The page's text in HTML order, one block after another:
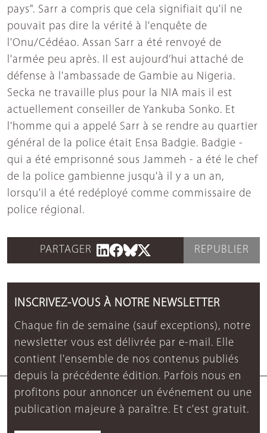
pays". Sarr a compris que cela signifiait qu'il ne
pouvait pas dire la vérité à l'enquête de
l'Onu/Cédéao. Assan Sarr a été renvoyé de
l'armée peu après. Il est aujourd’hui attaché de
défense à l'ambassade de Gambie au Nigeria.
Secka ne travaille plus pour la NIA mais il est
actuellement conseiller de Yankuba Sonko. Et
l'homme qui a appelé Sarr à se rendre au quartier
général de la police était Ensa Badgie. Badgie -
qui a été emprisonné sous Jammeh - a été le chef
de la police gambienne jusqu'à il y a un an,
lorsqu'il a été redéployé comme commissaire de
police régional.
PARTAGER REPUBLIER
INSCRIVEZ-VOUS À NOTRE NEWSLETTER
Chaque fin de semaine (sauf exceptions), notre
newsletter vous est délivrée par e-mail. Elle
contient l'ensemble de nos contenus publiés
depuis la précédente édition. Parfois nous en
profitons pour annoncer un événement ou une
publication majeure à paraître. Et c'est gratuit.